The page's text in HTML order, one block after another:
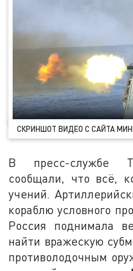
СКРИНШОТ ВИДЕО С САЙТА
В пресс-службе
сообщали, что всё,
учений.
кораблю условного
Россия поднимала
найти вражескую
противолодочным